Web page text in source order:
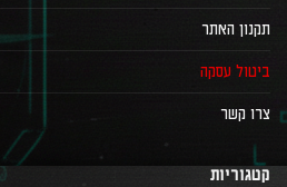
תקנון האתר
ביטול עסקה
צרו קשר
קטגוריות